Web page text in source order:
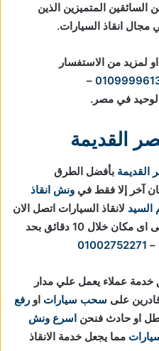
المتميزين الذين
مجال انقاذ السيارات.
او لمزيد من الاستفسار
–
الوحيد في مصر.
القديمة
القديمة بأفضل الطرق
آخر إلا فقط في ونش انقاذ
السيد لانقاذ السيارات اتصل الان
فى اى مكان خلال 10 دقائق بحد
–
01002752271
خدمة عملاء يعمل علي مدار
على سحب سيارات او رفع
او حادث فنحن اسرع ونش
مما يجعل خدمة الانقاذ